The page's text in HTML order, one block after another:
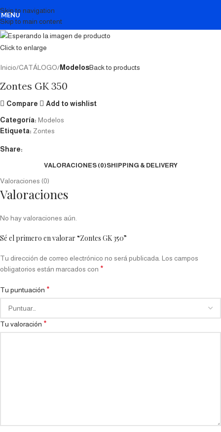
Skip to navigation
Skip to main content
MENU
Click to enlarge
Inicio CATÁLOGO ModelosBack to products
Zontes GK 350
Compare Add to wishlist
Categoría: Modelos
Etiqueta: Zontes
Share:
VALORACIONES (0)SHIPPING & DELIVERY
Valoraciones (0)
Valoraciones
No hay valoraciones aún.
Sé el primero en valorar “Zontes GK 350”
Tu dirección de correo electrónico no será publicada. Los campos
obligatorios están marcados con *
Tu puntuación *
Tu valoración *